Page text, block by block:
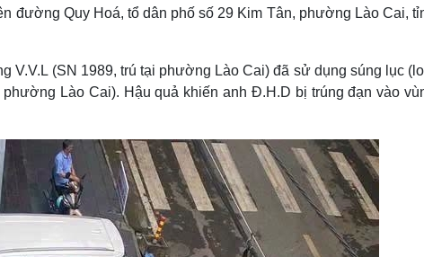
Văn hóa
Văn học
Âm nhạc
Di sản
Giải trí
Thời trang
Du
Săn
đường Quy Hoá, tổ dân phố số 29 Kim Tân, phường Lào Cai,
V.V.L (SN 1989, trú tại phường Lào Cai) đã sử dụng súng lục
Lào Cai). Hậu quả khiến anh Đ.H.D bị trúng đạn vào